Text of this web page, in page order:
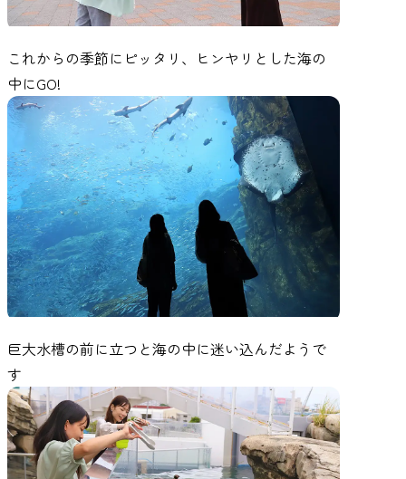
これからの季節にピッタリ、ヒンヤリとした海の
中にGO!
巨大水槽の前に立つと海の中に迷い込んだようで
す